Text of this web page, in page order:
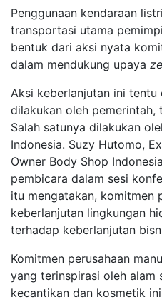
Penggunaan kendaraan
transportasi utama
bentuk dari aksi nyata
dalam mendukung upaya
Aksi keberlanjutan ini tentu
dilakukan oleh pemerintah,
Salah satunya dilakukan
Indonesia. Suzy Hutomo,
Owner Body Shop
pembicara dalam sesi
itu mengatakan, komitmen
keberlanjutan lingkungan
terhadap keberlanjutan
Komitmen perusahaan
yang terinspirasi oleh alam
kecantikan dan kosmetik